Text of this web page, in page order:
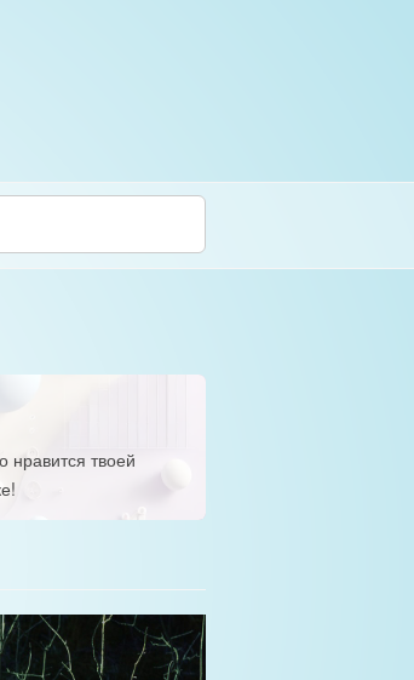
нравится твоей